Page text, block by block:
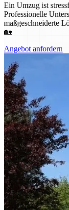
Ein Umzug ist
Professionelle
maßgeschneiderte
🏡
Angebot anfordern